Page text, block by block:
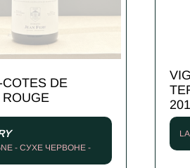
DE
- СУХЕ ЧЕРВОНЕ -